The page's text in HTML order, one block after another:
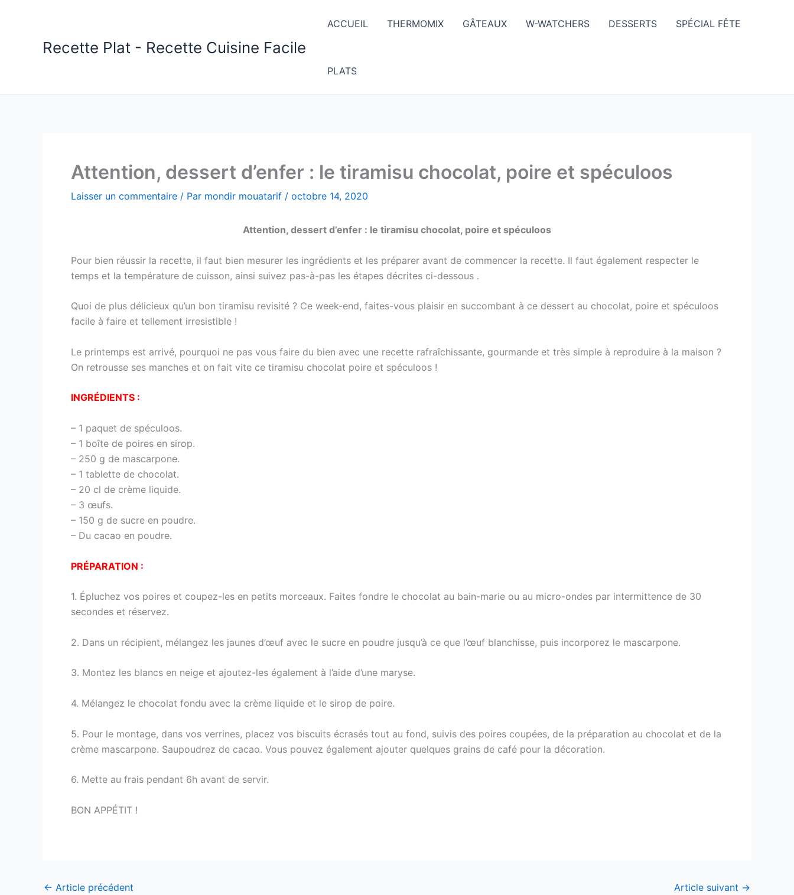
Recette Plat - Recette Cuisine Facile
ACCUEIL THERMOMIX GÂTEAUX W-WATCHERS DESSERTS SPÉCIAL FÊTE
PLATS
Attention, dessert d’enfer : le tiramisu chocolat, poire et spéculoos
Laisser un commentaire / Par mondir mouatarif / octobre 14, 2020
Attention, dessert d’enfer : le tiramisu chocolat, poire et spéculoos
Pour bien réussir la recette, il faut bien mesurer les ingrédients et les préparer avant de commencer la recette. Il faut également respecter le
temps et la température de cuisson, ainsi suivez pas-à-pas les étapes décrites ci-dessous .
Quoi de plus délicieux qu’un bon tiramisu revisité ? Ce week-end, faites-vous plaisir en succombant à ce dessert au chocolat, poire et spéculoos
facile à faire et tellement irresistible !
Le printemps est arrivé, pourquoi ne pas vous faire du bien avec une recette rafraîchissante, gourmande et très simple à reproduire à la maison ?
On retrousse ses manches et on fait vite ce tiramisu chocolat poire et spéculoos !
INGRÉDIENTS :
– 1 paquet de spéculoos.
– 1 boîte de poires en sirop.
– 250 g de mascarpone.
– 1 tablette de chocolat.
– 20 cl de crème liquide.
– 3 œufs.
– 150 g de sucre en poudre.
– Du cacao en poudre.
PRÉPARATION :
1. Épluchez vos poires et coupez-les en petits morceaux. Faites fondre le chocolat au bain-marie ou au micro-ondes par intermittence de 30
secondes et réservez.
2. Dans un récipient, mélangez les jaunes d’œuf avec le sucre en poudre jusqu’à ce que l’œuf blanchisse, puis incorporez le mascarpone.
3. Montez les blancs en neige et ajoutez-les également à l’aide d’une maryse.
4. Mélangez le chocolat fondu avec la crème liquide et le sirop de poire.
5. Pour le montage, dans vos verrines, placez vos biscuits écrasés tout au fond, suivis des poires coupées, de la préparation au chocolat et de la
crème mascarpone. Saupoudrez de cacao. Vous pouvez également ajouter quelques grains de café pour la décoration.
6. Mette au frais pendant 6h avant de servir.
BON APPÉTIT !
← Article précédent Article suivant →